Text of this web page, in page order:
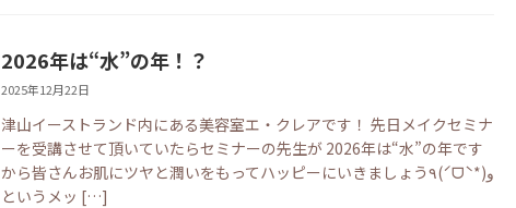
2026年は“水”の年！？
2025年12月22日
津山イーストランド内にある美容室エ・クレアです！ 先日メイクセミナ
ーを受講させて頂いていたらセミナーの先生が 2026年は“水”の年です
から皆さんお肌にツヤと潤いをもってハッピーにいきましょう٩(ˊᗜˋ*)و
というメッ […]